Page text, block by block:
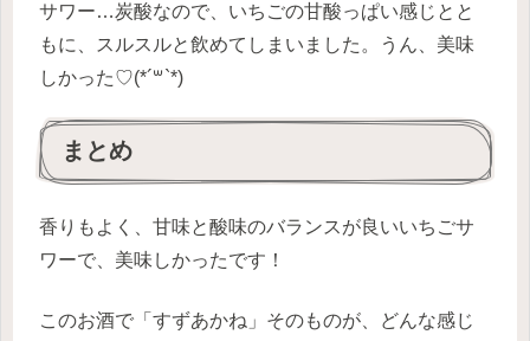
サワー…炭酸なので、いちごの甘酸っぱい感じとと
もに、スルスルと飲めてしまいました。うん、美味
しかった♡(*´꒳`*)
まとめ
香りもよく、甘味と酸味のバランスが良いいちごサ
ワーで、美味しかったです！
このお酒で「すずあかね」そのものが、どんな感じ